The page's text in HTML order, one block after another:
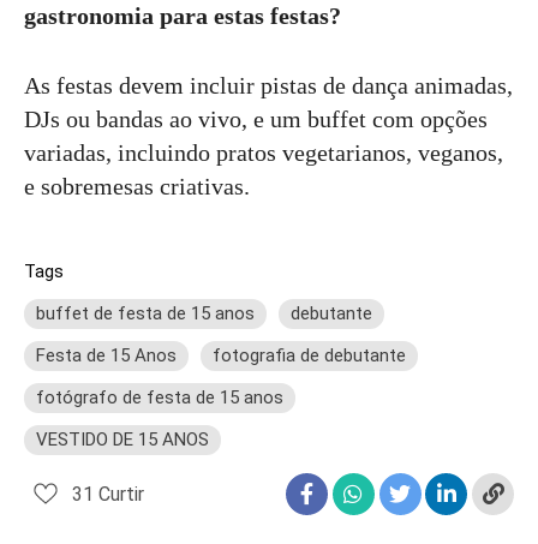
gastronomia para estas festas?
As festas devem incluir pistas de dança animadas,
DJs ou bandas ao vivo, e um buffet com opções
variadas, incluindo pratos vegetarianos, veganos,
e sobremesas criativas.
Tags
buffet de festa de 15 anos
debutante
Festa de 15 Anos
fotografia de debutante
fotógrafo de festa de 15 anos
VESTIDO DE 15 ANOS
31 Curtir